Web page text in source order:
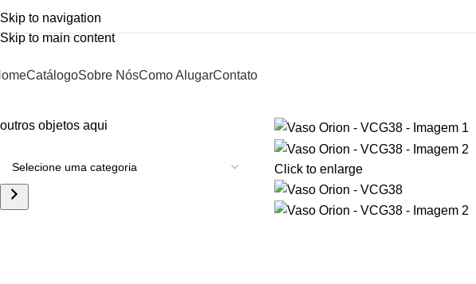
Skip to navigation
Skip to main content
CatálogoSobre NósComo AlugarContato
outros objetos aqui
Click to enlarge